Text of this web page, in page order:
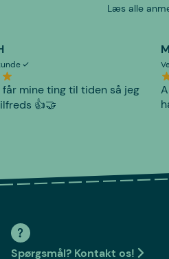
Læs alle
får mine ting til tiden så jeg
👍🤝
Spørgsmål? Kontakt os!